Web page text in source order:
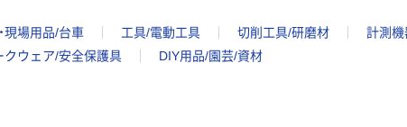
現場用品/台車 工具/電動工具 切削工具/研磨材 計測機
クウェア/安全保護具 DIY用品/園芸/資材